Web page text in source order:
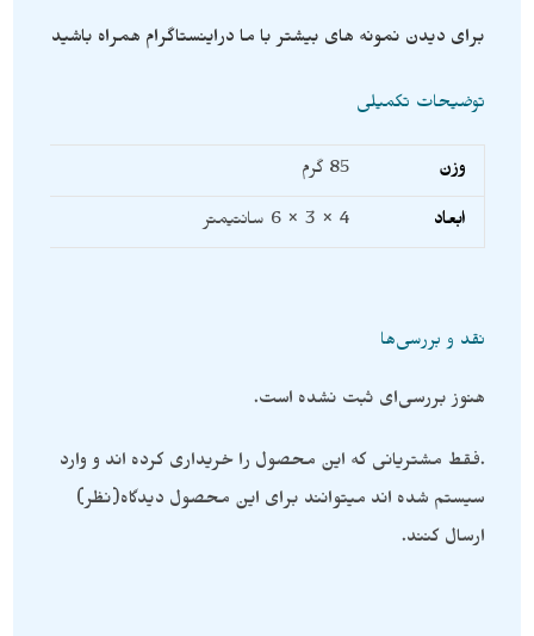
برای دیدن نمونه های بیشتر با ما دراینستاگرام همراه باشید
توضیحات تکمیلی
وزن 85 گرم
ابعاد 4 × 3 × 6 سانتیمتر
نقد و بررسی‌ها
هنوز بررسی‌ای ثبت نشده است.
.فقط مشتریانی که این محصول را خریداری کرده اند و وارد
سیستم شده اند میتوانند برای این محصول دیدگاه(نظر)
ارسال کنند.